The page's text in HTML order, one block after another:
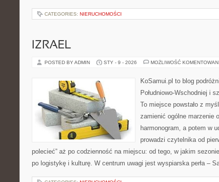
CATEGORIES: NIERUCHOMOŚCI
IZRAEL
POSTED BY ADMIN STY - 9 - 2026 MOŻLIWOŚĆ
KoSamui.pl to blog
Południowo-Wschodniej i
To miejsce powstało z
zamienić ogólne marzenie
harmonogram, a potem w
prowadzi czytelnika od
polecieć” aż po codzienność na miejscu: od tego, w jakim
po logistykę i kulturę. W centrum uwagi jest wyspiarska perła –